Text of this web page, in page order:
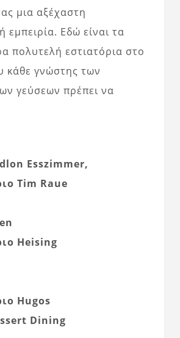
μια αξέχαστη
εμπειρία. Εδώ είναι τα
πολυτελή εστιατόρια στο
κάθε γνώστης των
γεύσεων πρέπει να
Esszimmer,
Tim Raue
Heising
Hugos
Dining